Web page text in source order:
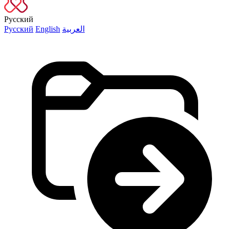
Русский
Русский English العربية